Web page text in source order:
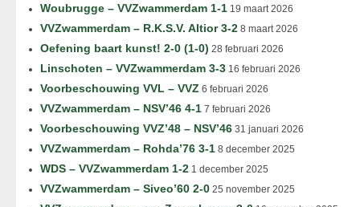
Woubrugge – VVZwammerdam 1-1 19 maart 2026
VVZwammerdam – R.K.S.V. Altior 3-2 8 maart 2026
Oefening baart kunst! 2-0 (1-0) 28 februari 2026
Linschoten – VVZwammerdam 3-3 16 februari 2026
Voorbeschouwing VVL – VVZ 6 februari 2026
VVZwammerdam – NSV’46 4-1 7 februari 2026
Voorbeschouwing VVZ’48 – NSV’46 31 januari 2026
VVZwammerdam – Rohda’76 3-1 8 december 2025
WDS – VVZwammerdam 1-2 1 december 2025
VVZwammerdam – Siveo’60 2-0 25 november 2025